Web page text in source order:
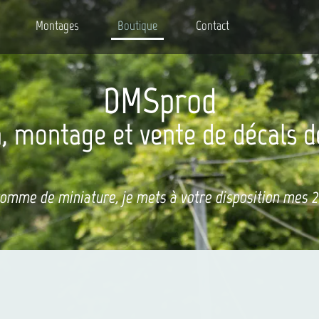
Montages Boutique Contact
DMSprod
montage et vente de décals
de miniature, je mets à votre disposition mes